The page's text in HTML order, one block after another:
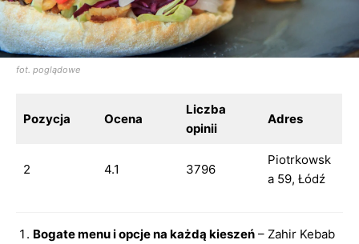
fot. poglądowe
Pozycja Ocena
Liczba
opinii
Adres
2 4.1 3796
Piotrkowsk
a 59, Łódź
Bogate menu i opcje na każdą kieszeń – Zahir Kebab